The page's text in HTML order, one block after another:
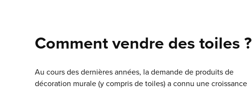
Comment vendre des toiles ?
Au cours des dernières années, la demande de produits de
décoration murale (y compris de toiles) a connu une croissance